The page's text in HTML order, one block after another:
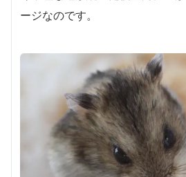
ージなのです。